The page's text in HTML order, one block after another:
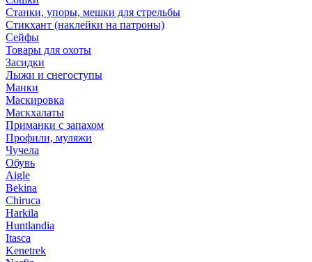
Станки, упоры, мешки для стрельбы
Стикхант (наклейки на патроны)
Сейфы
Товары для охоты
Засидки
Лыжи и снегоступы
Манки
Маскировка
Маскхалаты
Приманки с запахом
Профили, муляжи
Чучела
Обувь
Aigle
Bekina
Chiruсa
Harkila
Huntlandia
Itasca
Kenetrek